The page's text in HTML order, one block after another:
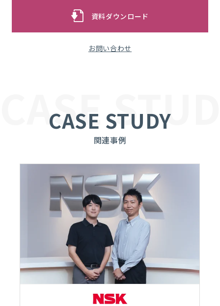
資料ダウンロード
お問い合わせ
CASE
CASE STUDY
関連事例